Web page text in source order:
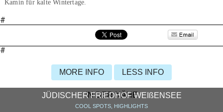
Kamin für kalte Wintertage.
#
#
MORE INFO LESS INFO
IN DER NÄHE
JÜDISCHER FRIEDHOF WEIßENSEE
COOL SPOTS, HIGHLIGHTS